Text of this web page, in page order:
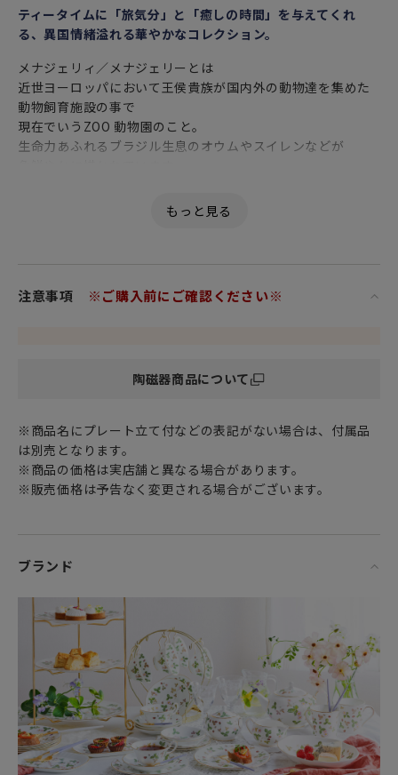
ティータイムに「旅気分」と「癒しの時間」を与えてくれ
る、異国情緒溢れる華やかなコレクション。
メナジェリィ／メナジェリーとは
近世ヨーロッパにおいて王侯貴族が国内外の動物達を集めた
動物飼育施設の事で
現在でいうZOO 動物園のこと。
生命力あふれるブラジル生息のオウムやスイレンなどが
ヨーロッパからアジアへの色々な旅をテーマにしたコレクシ
紅茶の色合いを楽しむためでもあります。
また、アジアンテイストあふれる置物としても
シックなインテリア空間に上質で華やかな雰囲気をプラスし
てくれます。
な方へ
特別な記念日に心を込めた上品な贈り物、お祝いのギフトや
プレゼントとしてだけでなく
頑張った自分へのご褒美としても最適です。
彩りが華やかなワンダーラストのお好きなパターンを組み合
わせて
お家時間で旅へ想いを馳せる心豊かなティータイムをぜひお
過ごしください。
注意事項 ※ご購入前にご確認ください※
陶磁器商品について
※商品名にプレート立て付などの表記がない場合は、付属品
は別売となります。
※商品の価格は実店舗と異なる場合があります。
※販売価格は予告なく変更される場合がございます。
ブランド